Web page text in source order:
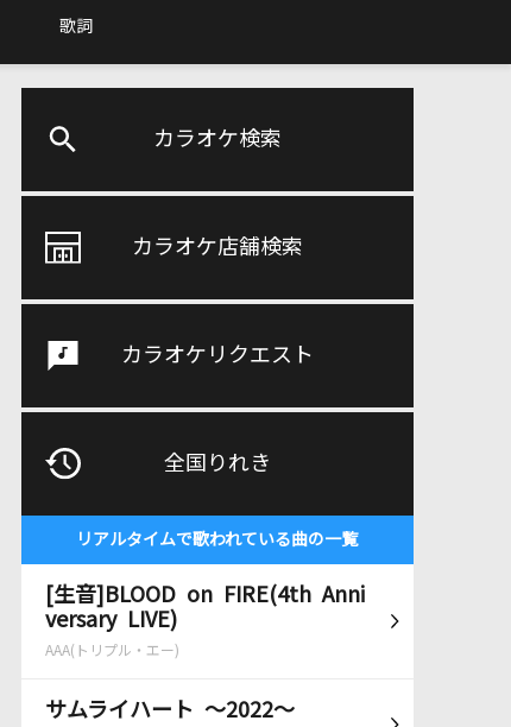
歌詞
カラオケ検索
カラオケ店舗検索
カラオケリクエスト
全国りれき
リアルタイムで歌われている曲の一覧
[生音]BLOOD on FIRE(4th Anni
versary LIVE)
AAA(トリプル・エー)
サムライハート ～2022～